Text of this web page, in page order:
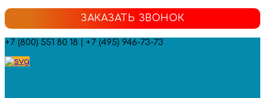
ЗАКАЗАТЬ ЗВОНОК
+7 (800) 551 80 18 | +7 (495) 946-73-73